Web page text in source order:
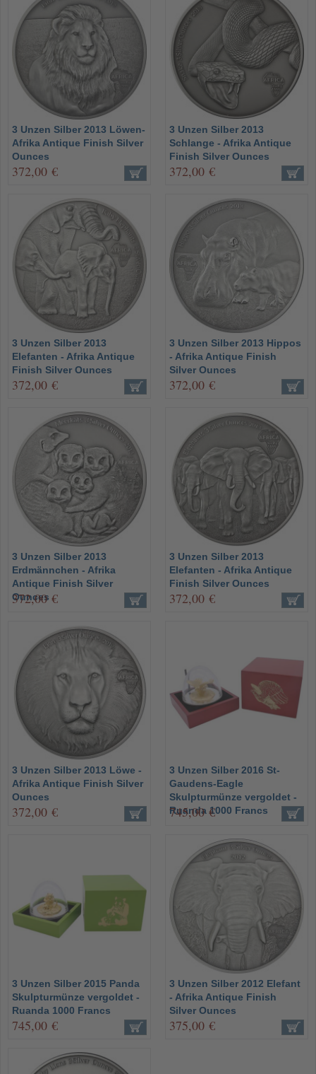
3 Unzen Silber 2013 Löwen-
Afrika Antique Finish Silver
Ounces
372,00 €
3 Unzen Silber 2013
Schlange - Afrika Antique
Finish Silver Ounces
372,00 €
3 Unzen Silber 2013
Elefanten - Afrika Antique
Finish Silver Ounces
372,00 €
3 Unzen Silber 2013 Hippos
- Afrika Antique Finish
Silver Ounces
372,00 €
3 Unzen Silber 2013
Erdmännchen - Afrika
Antique Finish Silver
Ounces
372,00 €
3 Unzen Silber 2013
Elefanten - Afrika Antique
Finish Silver Ounces
372,00 €
3 Unzen Silber 2013 Löwe -
Afrika Antique Finish Silver
Ounces
372,00 €
3 Unzen Silber 2016 St-
Gaudens-Eagle
Skulpturmünze vergoldet -
Ruanda 1000 Francs
745,00 €
3 Unzen Silber 2015 Panda
Skulpturmünze vergoldet -
Ruanda 1000 Francs
745,00 €
3 Unzen Silber 2012 Elefant
- Afrika Antique Finish
Silver Ounces
375,00 €